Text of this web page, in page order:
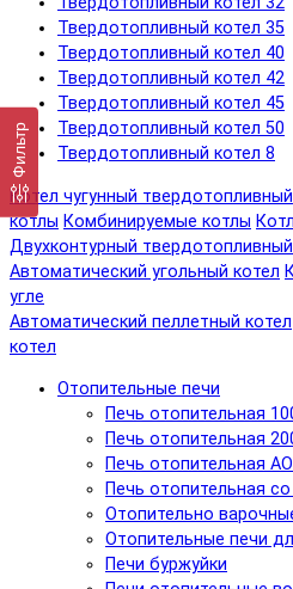
Твердотопливный котел 35
Твердотопливный котел 40
Твердотопливный котел 42
Твердотопливный котел 45
Твердотопливный котел 50
Твердотопливный котел 8
Котел чугунный твердотопливный
котлы Комбинируемые котлы
Двухконтурный
Автоматический угольный котел
угле
Автоматический пеллетный котел
котел
Отопительные печи
Печь отопительная
Печь отопительная
Печь отопительная
Печь отопительная
Отопительно
Отопительные печи
Печи буржуйки
Фильтр